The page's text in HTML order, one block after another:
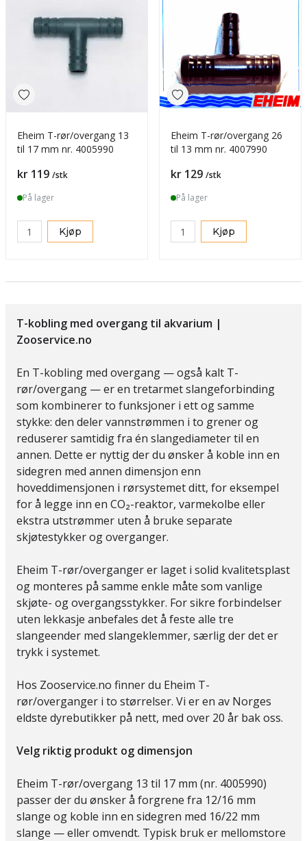
Eheim T-rør/overgang 13
til 17 mm nr. 4005990
Pris
kr 119 /stk
På lager
Kjøp
Eheim T-rør/overgang 26
til 13 mm nr. 4007990
Pris
kr 129 /stk
På lager
Kjøp
T-kobling med overgang til akvarium |
Zooservice.no
En T-kobling med overgang — også kalt T-
rør/overgang — er en tretarmet slangeforbinding
som kombinerer to funksjoner i ett og samme
stykke: den deler vannstrømmen i to grener og
reduserer samtidig fra én slangediameter til en
annen. Dette er nyttig der du ønsker å koble inn en
sidegren med annen dimensjon enn
hoveddimensjonen i rørsystemet ditt, for eksempel
for å legge inn en CO₂-reaktor, varmekolbe eller
ekstra utstrømmer uten å bruke separate
skjøtestykker og overganger.
Eheim T-rør/overganger er laget i solid kvalitetsplast
og monteres på samme enkle måte som vanlige
skjøte- og overgangsstykker. For sikre forbindelser
uten lekkasje anbefales det å feste alle tre
slangeender med slangeklemmer, særlig der det er
trykk i systemet.
Hos Zooservice.no finner du Eheim T-
rør/overganger i to størrelser. Vi er en av Norges
eldste dyrebutikker på nett, med over 20 år bak oss.
Velg riktig produkt og dimensjon
Eheim T-rør/overgang 13 til 17 mm (nr. 4005990)
passer der du ønsker å forgrene fra 12/16 mm
slange og koble inn en sidegren med 16/22 mm
slange — eller omvendt. Typisk bruk er mellomstore